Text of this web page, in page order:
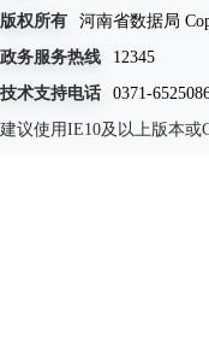
版权所有
河南省数据局
政务服务热线
12345
技术支持电话
0371-
建议使用IE10及以上版本或